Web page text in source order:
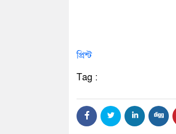
প্রিন্ট
Tag :